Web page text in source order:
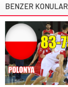
BENZER KONULAR